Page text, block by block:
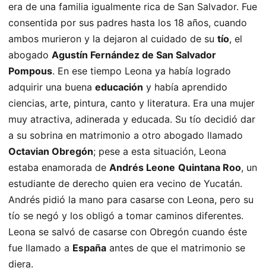
era de una familia igualmente rica de San Salvador. Fue
consentida por sus padres hasta los 18 años, cuando
ambos murieron y la dejaron al cuidado de su tío, el
abogado Agustín Fernández de San Salvador
Pompous. En ese tiempo Leona ya había logrado
adquirir una buena educación y había aprendido
ciencias, arte, pintura, canto y literatura. Era una mujer
muy atractiva, adinerada y educada. Su tío decidió dar
a su sobrina en matrimonio a otro abogado llamado
Octavian Obregón; pese a esta situación, Leona
estaba enamorada de Andrés Leone Quintana Roo, un
estudiante de derecho quien era vecino de Yucatán.
Andrés pidió la mano para casarse con Leona, pero su
tío se negó y los obligó a tomar caminos diferentes.
Leona se salvó de casarse con Obregón cuando éste
fue llamado a España antes de que el matrimonio se
diera.